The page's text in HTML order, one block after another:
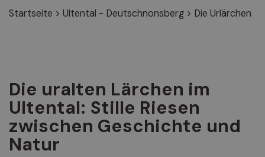
Startseite > Ultental - Deutschnonsberg > Die Urlärchen
Die uralten Lärchen im
Ultental: Stille Riesen
zwischen Geschichte und
Natur